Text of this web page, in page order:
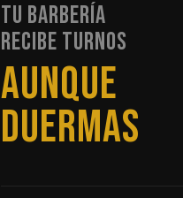
TU BARBERÍA
RECIBE TURNOS
SIN
LLAMADAS